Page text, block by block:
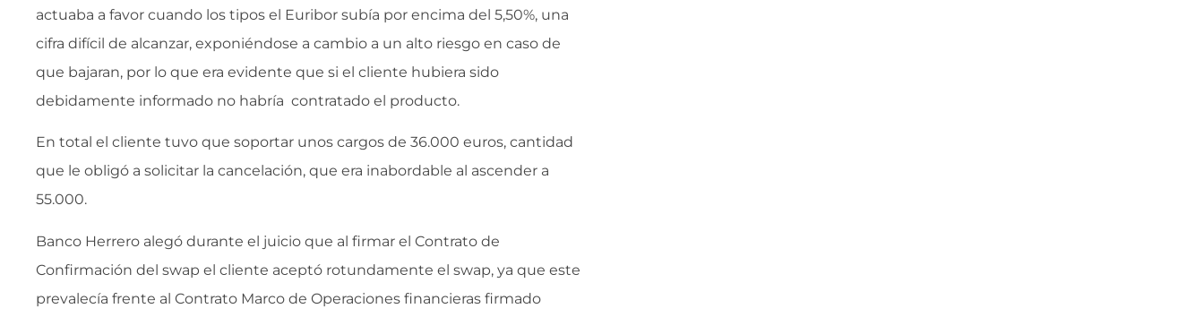
actuaba a favor cuando los tipos el Euribor subía por encima del 5,50%, una
cifra difícil de alcanzar, exponiéndose a cambio a un alto riesgo en caso de
que bajaran, por lo que era evidente que si el cliente hubiera sido
debidamente informado no habría contratado el producto.
En total el cliente tuvo que soportar unos cargos de 36.000 euros, cantidad
que le obligó a solicitar la cancelación, que era inabordable al ascender a
55.000.
Banco Herrero alegó durante el juicio que al firmar el Contrato de
Confirmación del swap el cliente aceptó rotundamente el swap, ya que este
prevalecía frente al Contrato Marco de Operaciones financieras firmado